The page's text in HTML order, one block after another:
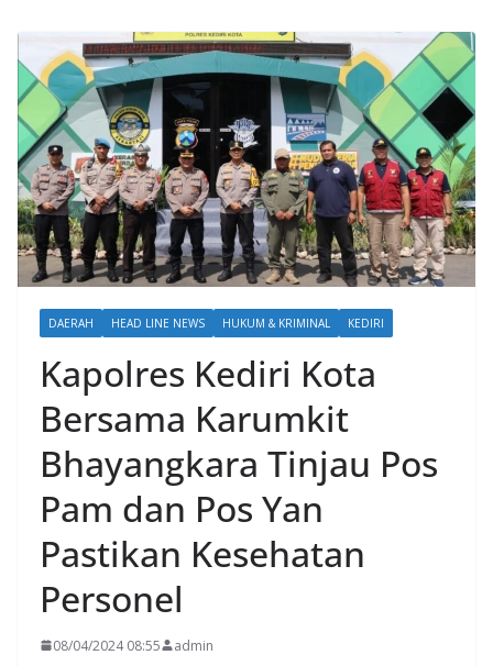
DAERAH HEAD LINE NEWS HUKUM & KRIMINAL KEDIRI
Kapolres Kediri Kota
Bersama Karumkit
Bhayangkara Tinjau Pos
Pam dan Pos Yan
Pastikan Kesehatan
Personel
08/04/2024 08:55 admin